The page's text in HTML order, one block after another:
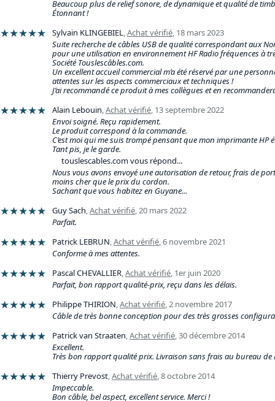
Beaucoup plus de relief sonore, de dynamique et qualité de
Étonnant !
★★★★★ Sylvain KLINGEBIEL,Achat vérifié, 18 mars 2023
Suite recherche de câbles USB de qualité correspondant aux
pour une utilisation en environnement HF Radio fréquences à
Société Touslescâbles.com.
Un excellent accueil commercial m’a été réservé par une
attentes sur les aspects commerciaux et techniques !
J’ai recommandé ce produit à mes collègues et en
★★★★★ Alain Lebouin,Achat vérifié, 13 septembre 2022
Envoi soigné. Reçu rapidement.
Le produit correspond à la commande.
C’est moi qui me suis trompé pensant que mon imprimante HP
Tant pis, je le garde.
touslescables.com vous répond...
Nous vous avons envoyé une autorisation de retour, frais de
moins cher que le prix du cordon.
Sachant que vous habitez en Guyane...
★★★★★ Guy Sach,Achat vérifié,20 mars 2022
Parfait.
★★★★★ Patrick LEBRUN,Achat vérifié,6 novembre 2021
Conforme à mes attentes.
★★★★★ Pascal CHEVALLIER,Achat vérifié, 1er juin 2020
Parfait, bon rapport qualité-prix, reçu dans les délais.
★★★★★ Philippe THIRION,Achat vérifié,2 novembre 2017
Câble de très bonne conception pour des très grosses
★★★★★ Patrick van Straaten,Achat vérifié,30 décembre 2014
Excellent.
Très bon rapport qualité prix. Livraison sans frais au bureau de
★★★★★ Thierry Prevost,Achat vérifié,8 octobre 2014
Impeccable.
Bon câble, bel aspect, excellent service. Merci !